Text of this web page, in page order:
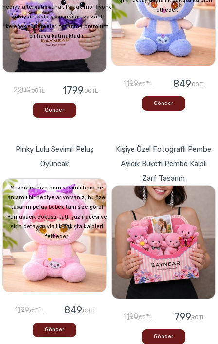
hediye alternatifi sunar. Parlak mor fiyonk
detayları, kalp aksesuarları ve zarif
kelebek süslemeleri tasarıma premium
bir hava katmaktadır.
2200,00 TL 1799,00 TL
Gönder
fetheder.
1199,00 TL 849,00 TL
Gönder
Pinky Lulu Sevimli Peluş
Oyuncak
Sevdiklerinize hem sevimli hem de
anlamlı bir hediye arıyorsanız, bu özel
tasarım peluş bebek tam size göre!
Yumuşacık dokusu, tatlı yüz ifadesi ve
şirin detaylarıyla ilk bakışta kalpleri
fetheder.
1199,00 TL 849,00 TL
Gönder
Kişiye Özel Fotoğraflı Pembe
Ayıcık Buketi Pembe Kalpli
Zarf Tasarım
1190,00 TL 799,90 TL
Gönder